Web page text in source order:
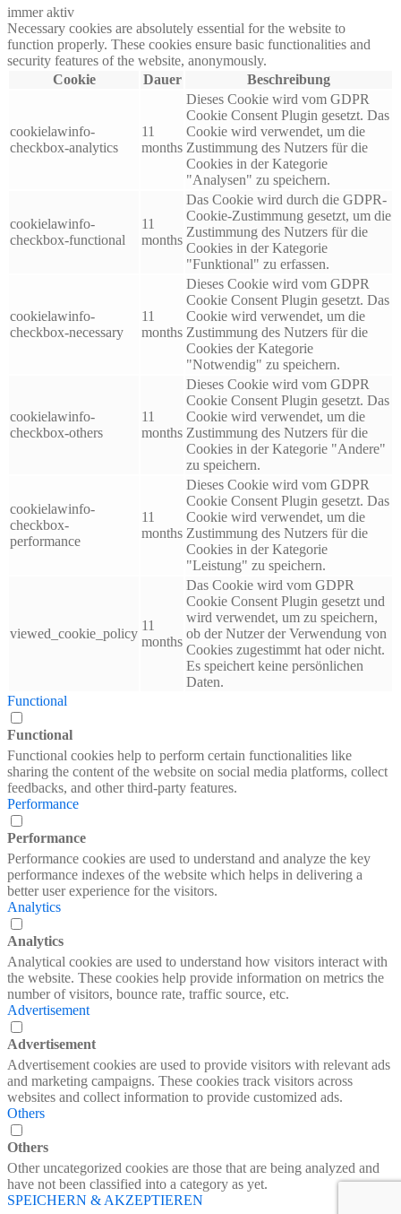
immer aktiv
Necessary cookies are absolutely essential for the website to
function properly. These cookies ensure basic functionalities and
security features of the website, anonymously.
Cookie
Dauer Beschreibung
cookielawinfo-
checkbox-analytics
11
months
Dieses Cookie wird vom GDPR
Cookie Consent Plugin gesetzt. Das
Cookie wird verwendet, um die
Zustimmung des Nutzers für die
Cookies in der Kategorie
"Analysen" zu speichern.
cookielawinfo-
checkbox-functional
11
months
Das Cookie wird durch die GDPR-
Cookie-Zustimmung gesetzt, um die
Zustimmung des Nutzers für die
Cookies in der Kategorie
"Funktional" zu erfassen.
cookielawinfo-
checkbox-necessary
11
months
Dieses Cookie wird vom GDPR
Cookie Consent Plugin gesetzt. Das
Cookie wird verwendet, um die
Zustimmung des Nutzers für die
Cookies der Kategorie
"Notwendig" zu speichern.
cookielawinfo-
checkbox-others
11
months
Dieses Cookie wird vom GDPR
Cookie Consent Plugin gesetzt. Das
Cookie wird verwendet, um die
Zustimmung des Nutzers für die
Cookies in der Kategorie "Andere"
zu speichern.
cookielawinfo-
checkbox-
performance
11
months
Dieses Cookie wird vom GDPR
Cookie Consent Plugin gesetzt. Das
Cookie wird verwendet, um die
Zustimmung des Nutzers für die
Cookies in der Kategorie
"Leistung" zu speichern.
viewed_cookie_policy
11
months
Das Cookie wird vom GDPR
Cookie Consent Plugin gesetzt und
wird verwendet, um zu speichern,
ob der Nutzer der Verwendung von
Cookies zugestimmt hat oder nicht.
Es speichert keine persönlichen
Daten.
Functional
Functional
Functional cookies help to perform certain functionalities like
sharing the content of the website on social media platforms, collect
feedbacks, and other third-party features.
Performance
Performance
Performance cookies are used to understand and analyze the key
performance indexes of the website which helps in delivering a
better user experience for the visitors.
Analytics
Analytics
Analytical cookies are used to understand how visitors interact with
the website. These cookies help provide information on metrics the
number of visitors, bounce rate, traffic source, etc.
Advertisement
Advertisement
Advertisement cookies are used to provide visitors with relevant ads
and marketing campaigns. These cookies track visitors across
websites and collect information to provide customized ads.
Others
Others
Other uncategorized cookies are those that are being analyzed and
have not been classified into a category as yet.
SPEICHERN & AKZEPTIEREN